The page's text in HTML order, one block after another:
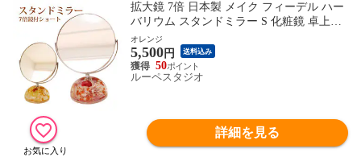
拡大鏡 7倍 日本製 メイク フィーデル ハー
バリウム スタンドミラー S 化粧鏡 卓上鏡
おしゃれ 大人 かわいい 玄関 ギフト イン
テリア
オレンジ
5,500円 送料込み
50
ルーペスタジオ
詳細を見る